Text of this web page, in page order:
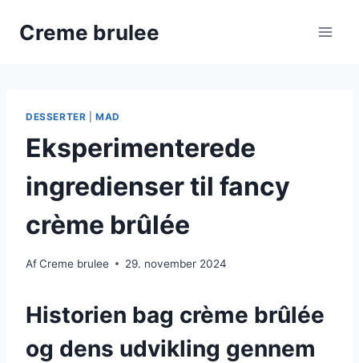
Creme brulee
DESSERTER |MAD
Eksperimenterede
ingredienser til fancy
crème brûlée
AfCreme brulee 29. november 2024
Historien bag crème brûlée
og dens udvikling gennem